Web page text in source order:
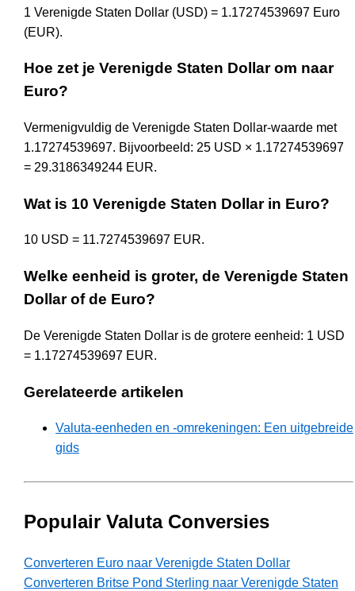
1 Verenigde Staten Dollar (USD) = 1.17274539697 Euro
(EUR).
Hoe zet je Verenigde Staten Dollar om naar
Euro?
Vermenigvuldig de Verenigde Staten Dollar-waarde met
1.17274539697. Bijvoorbeeld: 25 USD × 1.17274539697
= 29.3186349244 EUR.
Wat is 10 Verenigde Staten Dollar in Euro?
10 USD = 11.7274539697 EUR.
Welke eenheid is groter, de Verenigde Staten
Dollar of de Euro?
De Verenigde Staten Dollar is de grotere eenheid: 1 USD
= 1.17274539697 EUR.
Gerelateerde artikelen
Valuta-eenheden en -omrekeningen: Een uitgebreide
gids
Populair Valuta Conversies
Converteren Euro naar Verenigde Staten Dollar
Converteren Britse Pond Sterling naar Verenigde Staten